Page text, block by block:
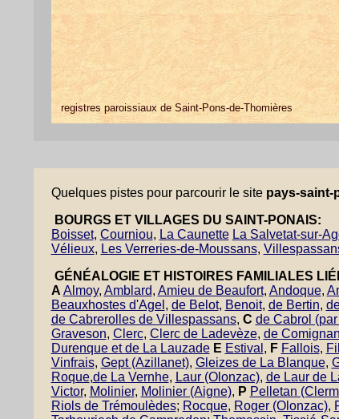
registres paroissiaux de Saint-Pons-de-Thomières
Quelques pistes pour parcourir le site pays-saint-
BOURGS ET VILLAGES DU SAINT-PONAIS:
Boisset, Courniou, La Caunette La Salvetat-sur-
Vélieux, Les Verreries-de-Moussans,
GÉNÉALOGIE ET HISTOIRES FAMILIALES
A Almoy, Amblard, Amieu de Beaufort, Andoque,
Beauxhostes d'Agel , de Belot, Benoit, de Bertin,
de Cabrerolles de Villespassans, C de Cabrol
Graveson, Clerc, Clerc de Ladevèze, de Comignan
Durenque et de La Lauzade E Estival , F Fallois,
Vinfrais, Gept (Azillanet), Gleizes de La Blanque,
Roque,de La Vernhe, Laur (Olonzac), de Laur de
Victor, Molinier, Molinier (Aigne), P Pelletan
Riols de Trémoulèdes; Rocque, Roger (Olonzac),